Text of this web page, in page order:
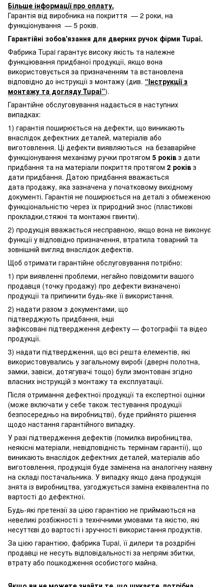
Більше інформації про оплату.
Гарантія від виробника на покриття — 2 роки, на
функціонування — 5 років.
Гарантійні зобов'язання для дверних ручок фірми Tupai.
Фабрика Tupai гарантує високу якість та належне
функціювання придбаної продукції, якщо вона
використовується за призначенням та встановлена
відповідно до інструкції з монтажу (див. “Інструкції з
монтажу та догляду Tupai”).
Гарантійне обслуговування надається в наступних
випадках:
1) гарантія поширюється на дефекти, що виникають
внаслідок дефектних деталей, матеріалів або
виготовлення. Ці дефекти виявляються на безаварійне
функціонування механізму ручки протягом 5 років з дати
придбання та на матеріали покриття протягом 2 років з
дати придбання. Датою придбання вважається
дата продажу, яка зазначена у початковому вихідному
документі. Гарантія не поширюється на деталі з обмеженою
функціональністю через їх природний знос (пластикові
прокладки,стяжні та монтажні гвинти).
2) продукція вважається несправною, якщо вона не виконує
функції у відповідно призначення, втратила товарний та
зовнішній вигляд внаслідок дефектів.
Щоб отримати гарантійне обслуговування потрібно:
1) при виявленні проблеми, негайно повідомити вашого
продавця (точку продажу) про дефекти визначеної
продукції та припинити будь-яке її використання.
2) надати разом з документами, що
підтверджують придбання, інші
зафіксовані підтвердження дефекту — фотографії та відео
продукції.
3) надати підтвердження, що всі решта елементів, які
використовувались у загальному виробі (дверні полотна,
замки, завіси, дотягувачі тощо) були змонтовані згідно
власних інструкцій з монтажу та експлуатації.
Після отримання дефектної продукції та експертної оцінки
(може включати у себе також тестування продукції
безпосередньо на виробництві), буде прийнято рішення
щодо настання гарантійного випадку.
У разі підтвердження дефектів (помилка виробництва,
неякісні матеріали, невідповідність термінам гарантії), що
виникають внаслідок дефектних деталей, матеріалів або
виготовлення, продукція буде замінена на аналогічну наявну
на складі постачальника. У випадку якщо дана продукція
знята із виробництва, узгоджується заміна еквівалентна по
вартості до дефектної.
Будь-які претензії за цією гарантією не приймаються на
невеликі розбіжності з технічними умовами та якістю, які
несуттєві до вартості і зручності використання продуктів.
За цією гарантією, фабрика Tupai, її дилери та роздрібні
продавці не несуть відповідальності за непрямі збитки,
втрату або пошкодження особистого майна.